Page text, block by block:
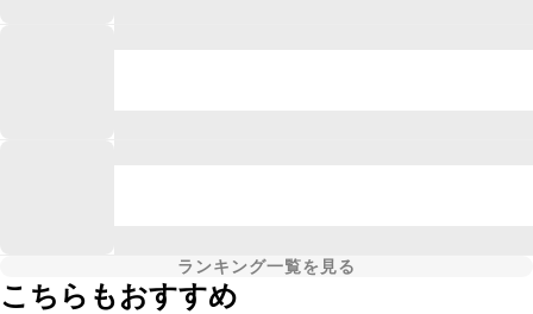
ランキング一覧を見る
こちらもおすすめ